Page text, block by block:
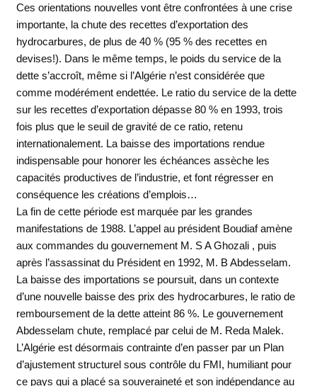
Ces orientations nouvelles vont être confrontées à une crise
importante, la chute des recettes d’exportation des
hydrocarbures, de plus de 40 % (95 % des recettes en
devises!). Dans le même temps, le poids du service de la
dette s’accroît, même si l’Algérie n’est considérée que
comme modérément endettée. Le ratio du service de la dette
sur les recettes d’exportation dépasse 80 % en 1993, trois
fois plus que le seuil de gravité de ce ratio, retenu
internationalement. La baisse des importations rendue
indispensable pour honorer les échéances assèche les
capacités productives de l’industrie, et font régresser en
conséquence les créations d’emplois…
La fin de cette période est marquée par les grandes
manifestations de 1988. L’appel au président Boudiaf amène
aux commandes du gouvernement M. S A Ghozali , puis
après l’assassinat du Président en 1992, M. B Abdesselam.
La baisse des importations se poursuit, dans un contexte
d’une nouvelle baisse des prix des hydrocarbures, le ratio de
remboursement de la dette atteint 86 %. Le gouvernement
Abdesselam chute, remplacé par celui de M. Reda Malek.
L’Algérie est désormais contrainte d’en passer par un Plan
d’ajustement structurel sous contrôle du FMI, humiliant pour
ce pays qui a placé sa souveraineté et son indépendance au